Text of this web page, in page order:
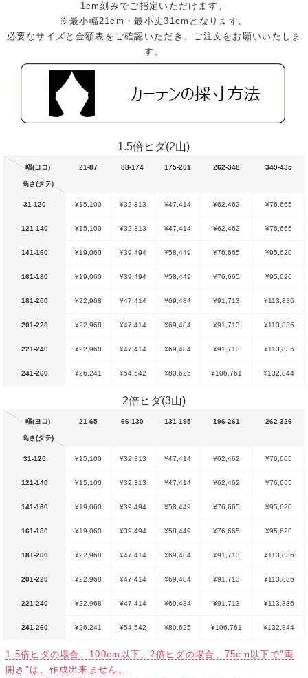
1cm刻みでご指定いただけます。
※最小幅21cm・最小丈31cmとなります。
必要なサイズと金額表をご確認いただき、ご注文をお願いいたしま
す。
1.5倍ヒダ(2山)
幅(ヨコ)
高さ(タテ)
21-87 88-174 175-261 262-348 349-435
31-120 ¥15,100 ¥32,313 ¥47,414 ¥62,462 ¥76,665
121-140 ¥15,100 ¥32,313 ¥47,414 ¥62,462 ¥76,665
141-160 ¥19,060 ¥39,494 ¥58,449 ¥76,665 ¥95,620
161-180 ¥19,060 ¥39,494 ¥58,449 ¥76,665 ¥95,620
181-200 ¥22,968 ¥47,414 ¥69,484 ¥91,713 ¥113,836
201-220 ¥22,968 ¥47,414 ¥69,484 ¥91,713 ¥113,836
221-240 ¥22,968 ¥47,414 ¥69,484 ¥91,713 ¥113,836
241-260 ¥26,241 ¥54,542 ¥80,625 ¥106,761 ¥132,844
2倍ヒダ(3山)
幅(ヨコ)
高さ(タテ)
21-65 66-130 131-195 196-261 262-326
31-120 ¥15,100 ¥32,313 ¥47,414 ¥62,462 ¥76,665
121-140 ¥15,100 ¥32,313 ¥47,414 ¥62,462 ¥76,665
141-160 ¥19,060 ¥39,494 ¥58,449 ¥76,665 ¥95,620
161-180 ¥19,060 ¥39,494 ¥58,449 ¥76,665 ¥95,620
181-200 ¥22,968 ¥47,414 ¥69,484 ¥91,713 ¥113,836
201-220 ¥22,968 ¥47,414 ¥69,484 ¥91,713 ¥113,836
221-240 ¥22,968 ¥47,414 ¥69,484 ¥91,713 ¥113,836
241-260 ¥26,241 ¥54,542 ¥80,625 ¥106,761 ¥132,844
1.5倍ヒダの場合、100cm以下、2倍ヒダの場合、75cm以下で"両
開き"は、作成出来ません。